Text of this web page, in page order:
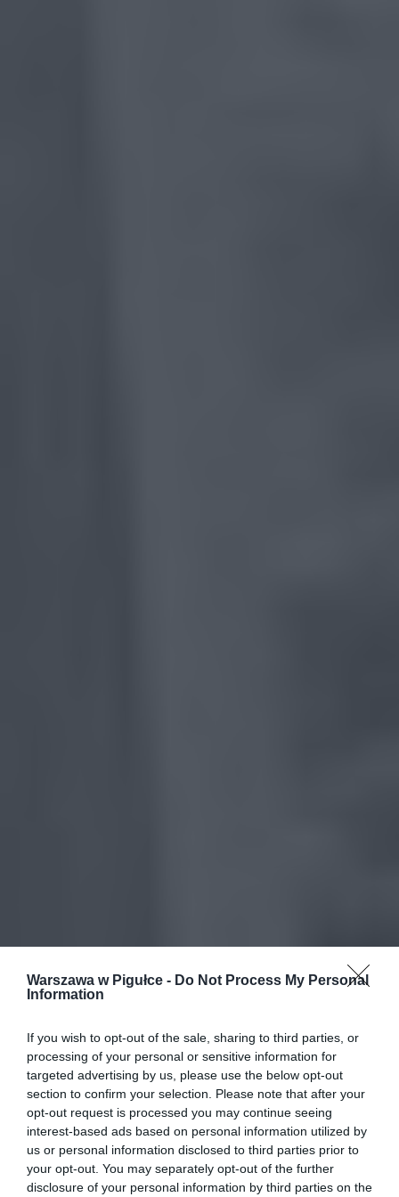
Warszawa w Pigułce - Do Not Process My Personal
Information
If you wish to opt-out of the sale, sharing to third parties, or
processing of your personal or sensitive information for
targeted advertising by us, please use the below opt-out
section to confirm your selection. Please note that after your
opt-out request is processed you may continue seeing
interest-based ads based on personal information utilized by
us or personal information disclosed to third parties prior to
your opt-out. You may separately opt-out of the further
disclosure of your personal information by third parties on the